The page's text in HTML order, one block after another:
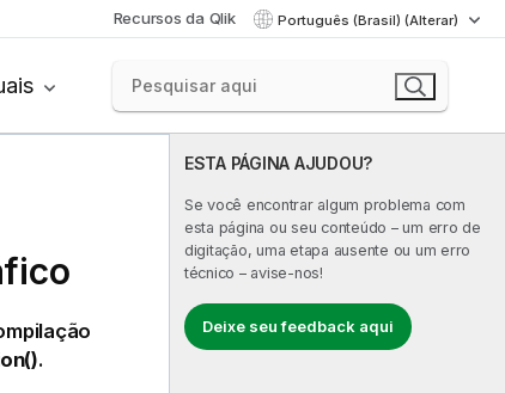
Recursos da Qlik Português (Brasil) (Alterar)
ESTA PÁGINA AJUDOU?
Se você encontrar algum problema com
esta página ou seu conteúdo – um erro de
digitação, uma etapa ausente ou um erro
técnico – avise-nos!
Deixe seu feedback aqui
.